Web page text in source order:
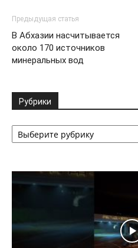
Предыдущая статья
В Абхазии насчитывается
около 170 источников
минеральных вод
Рубрики
Рубрики